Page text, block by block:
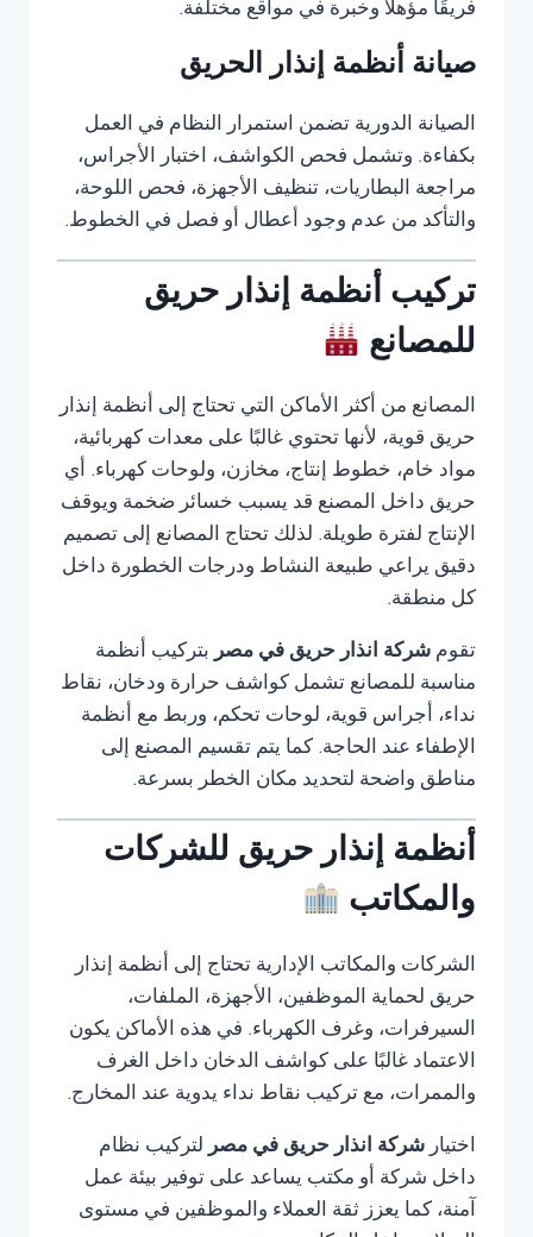
فريقًا مؤهلًا وخبرة في مواقع مختلفة.
صيانة أنظمة إنذار الحريق
الصيانة الدورية تضمن استمرار النظام في العمل
بكفاءة. وتشمل فحص الكواشف، اختبار الأجراس،
مراجعة البطاريات، تنظيف الأجهزة، فحص اللوحة،
والتأكد من عدم وجود أعطال أو فصل في الخطوط.
تركيب أنظمة إنذار حريق
للمصانع
المصانع من أكثر الأماكن التي تحتاج إلى أنظمة إنذار
حريق قوية، لأنها تحتوي غالبًا على معدات كهربائية،
مواد خام، خطوط إنتاج، مخازن، ولوحات كهرباء. أي
حريق داخل المصنع قد يسبب خسائر ضخمة ويوقف
الإنتاج لفترة طويلة. لذلك تحتاج المصانع إلى تصميم
دقيق يراعي طبيعة النشاط ودرجات الخطورة داخل
كل منطقة.
تقوم شركة انذار حريق في مصر بتركيب أنظمة
مناسبة للمصانع تشمل كواشف حرارة ودخان، نقاط
نداء، أجراس قوية، لوحات تحكم، وربط مع أنظمة
الإطفاء عند الحاجة. كما يتم تقسيم المصنع إلى
مناطق واضحة لتحديد مكان الخطر بسرعة.
أنظمة إنذار حريق للشركات
والمكاتب
الشركات والمكاتب الإدارية تحتاج إلى أنظمة إنذار
حريق لحماية الموظفين، الأجهزة، الملفات،
السيرفرات، وغرف الكهرباء. في هذه الأماكن يكون
الاعتماد غالبًا على كواشف الدخان داخل الغرف
والممرات، مع تركيب نقاط نداء يدوية عند المخارج.
اختيار شركة انذار حريق في مصر لتركيب نظام
داخل شركة أو مكتب يساعد على توفير بيئة عمل
آمنة، كما يعزز ثقة العملاء والموظفين في مستوى